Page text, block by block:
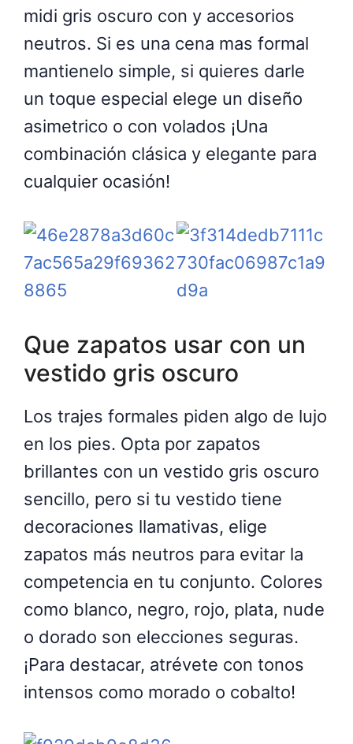
midi gris oscuro con y accesorios
neutros. Si es una cena mas formal
mantienelo simple, si quieres darle
un toque especial elege un diseño
asimetrico o con volados ¡Una
combinación clásica y elegante para
cualquier ocasión!
Que zapatos usar con un
vestido gris oscuro
Los trajes formales piden algo de lujo
en los pies. Opta por zapatos
brillantes con un vestido gris oscuro
sencillo, pero si tu vestido tiene
decoraciones llamativas, elige
zapatos más neutros para evitar la
competencia en tu conjunto. Colores
como blanco, negro, rojo, plata, nude
o dorado son elecciones seguras.
¡Para destacar, atrévete con tonos
intensos como morado o cobalto!